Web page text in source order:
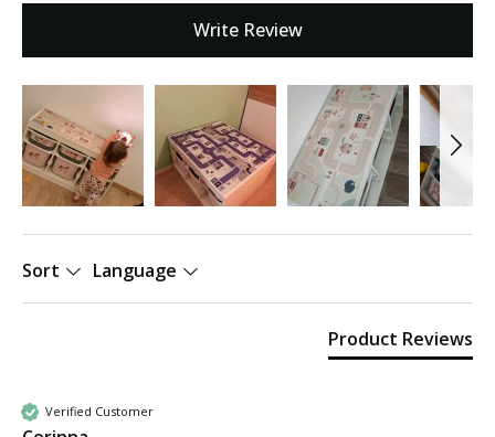
Write Review
Sort Language
Product Reviews
Verified Customer